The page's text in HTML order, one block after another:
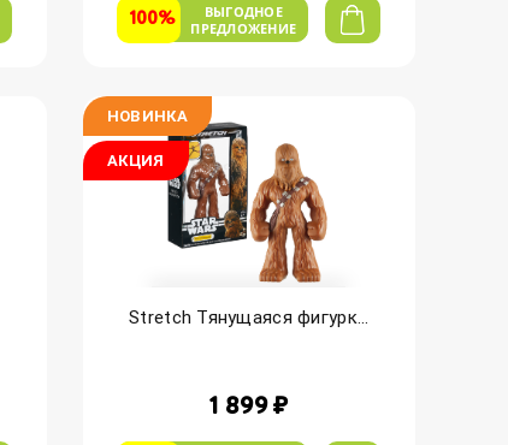
100%
ВЫГОДНОЕ
ПРЕДЛОЖЕНИЕ
НОВИНКА
АКЦИЯ
Stretch Тянущаяся фигурк...
1 899 ₽